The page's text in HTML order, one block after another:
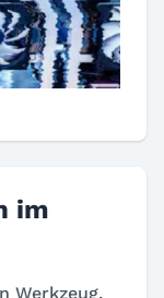
im
Werkzeug.